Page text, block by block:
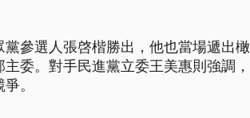
參選人張啓楷勝出，他也當場遞出橄
委。對手民進黨立委王美惠則強調，
。